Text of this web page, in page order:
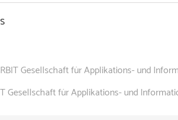
Gesellschaft für Applikations- und
Gesellschaft für Applikations- und